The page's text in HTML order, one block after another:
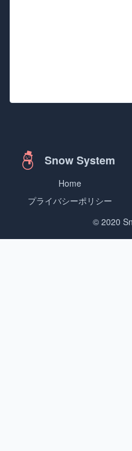
Snow System
Home
プライバシーポリシー
© 2020